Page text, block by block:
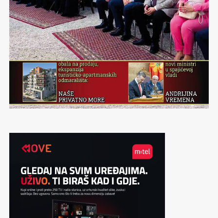
gde ne idu svi, da otkrivam bez predznanja,
improvizujem do dramatičnih granica, da ostanem
zatečena, raspamećena prizorima i situacijama, ne mora
biti grandiozno – samo autentično, jer to je onaj pravi
začin.
Munjevito se prebacujem na neka suštinska pitanja, tipa
da li je za radost potrebno malo? Malo sreće, malo
skoknuti do Pivnice Irish pub u Rumi, malo rakije, malo
opreme za povezati. I mnogo talenta velike Todore
gradovi, i putovanja, i izlasci, i razgovori, i ljudi, i sve je
bilo snažnije. Uprkos ovoj činjenici, trenutno uživam, jer
zavodljivo mi je koliko me je očarala atmosfera koju je
Toda donela. Radujmo se pomalo, dok još imamo kome i
čime. Potrebno nam je više nego što mislimo.
Mir u glavi dobijete kada je pošteno izlupate o mnogo
zidova i kada shvatite da ste je badava i lupali. Jer, zidovi